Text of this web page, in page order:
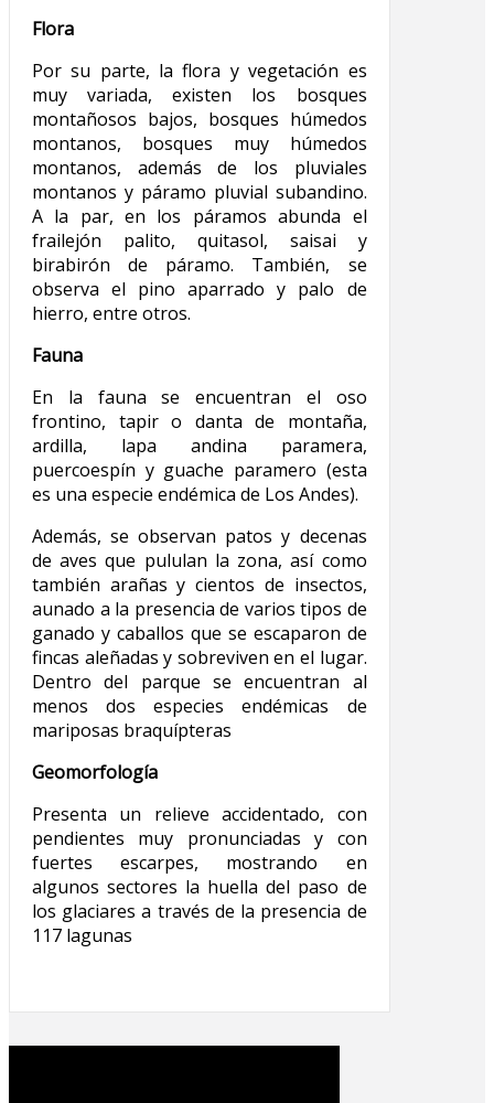
Flora
Por su parte, la flora y vegetación es
muy variada, existen los bosques
montañosos bajos, bosques húmedos
montanos, bosques muy húmedos
montanos, además de los pluviales
montanos y páramo pluvial subandino.
A la par, en los páramos abunda el
frailejón palito, quitasol, saisai y
birabirón de páramo. También, se
observa el pino aparrado y palo de
hierro, entre otros.
Fauna
En la fauna se encuentran el oso
frontino, tapir o danta de montaña,
ardilla, lapa andina paramera,
puercoespín y guache paramero (esta
es una especie endémica de Los Andes).
Además, se observan patos y decenas
de aves que pululan la zona, así como
también arañas y cientos de insectos,
aunado a la presencia de varios tipos de
ganado y caballos que se escaparon de
fincas aleñadas y sobreviven en el lugar.
Dentro del parque se encuentran al
menos dos especies endémicas de
mariposas braquípteras
Geomorfología
Presenta un relieve accidentado, con
pendientes muy pronunciadas y con
fuertes escarpes, mostrando en
algunos sectores la huella del paso de
los glaciares a través de la presencia de
117 lagunas